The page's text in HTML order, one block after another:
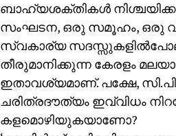
ബാഹ്യശക്തികള്‍
സംഘടന, ഒരു സമൂഹം, ഒരു
സ്വകാര്യ
തീരുമാനിക്കുന്ന കേരളം
ഇതാവശ്യമാണ്. പക്ഷേ,
ചരിത്രദൗത്യം ഇവ്വിധം
കളമൊഴിയുകയാണോ?